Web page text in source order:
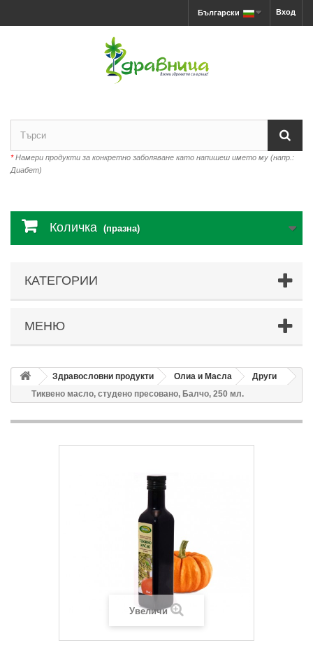
Вход
Български
*Намери продукти за конкретно заболяване като напишеш името му (напр.:
Диабет)
Количка (празна)
КАТЕГОРИИ
МЕНЮ
Здравословни продукти Олиа и Масла
Други
Тиквено масло, студено пресовано, Балчо, 250 мл.
Увеличи